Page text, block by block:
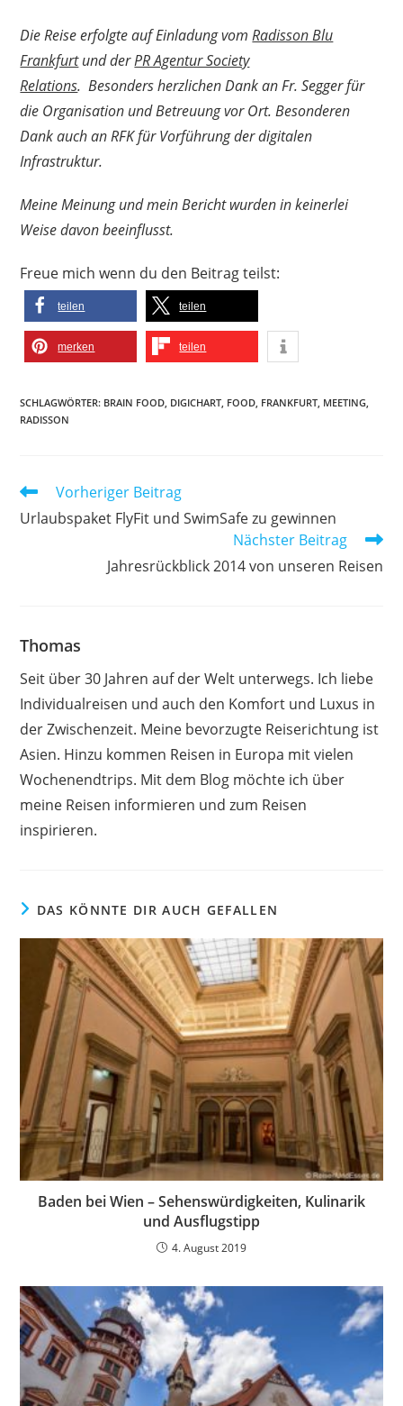
Die Reise erfolgte auf Einladung vomRadisson Blu
Frankfurtund derPR Agentur Society
Relations. Besonders herzlichen Dank an Fr. Segger für
die Organisation und Betreuung vor Ort. Besonderen
Dank auch an RFK für Vorführung der digitalen
Infrastruktur.
Meine Meinung und mein Bericht wurden in keinerlei
Weise davon beeinflusst.
Freue mich wenn du den Beitrag teilst:
teilen teilen
merken teilen
SCHLAGWÖRTER: BRAIN FOOD, DIGICHART, FOOD, FRANKFURT, MEETING,
RADISSON
Weitere
Artikel
ansehen
Vorheriger Beitrag
Urlaubspaket FlyFit und SwimSafe zu gewinnen
Nächster Beitrag
Jahresrückblick 2014 von unseren Reisen
Thomas
Seit über 30 Jahren auf der Welt unterwegs. Ich liebe
Individualreisen und auch den Komfort und Luxus in
der Zwischenzeit. Meine bevorzugte Reiserichtung ist
Asien. Hinzu kommen Reisen in Europa mit vielen
Wochenendtrips. Mit dem Blog möchte ich über
meine Reisen informieren und zum Reisen
inspirieren.
DAS KÖNNTE DIR AUCH GEFALLEN
Baden bei Wien – Sehenswürdigkeiten, Kulinarik
und Ausflugstipp
4. August 2019